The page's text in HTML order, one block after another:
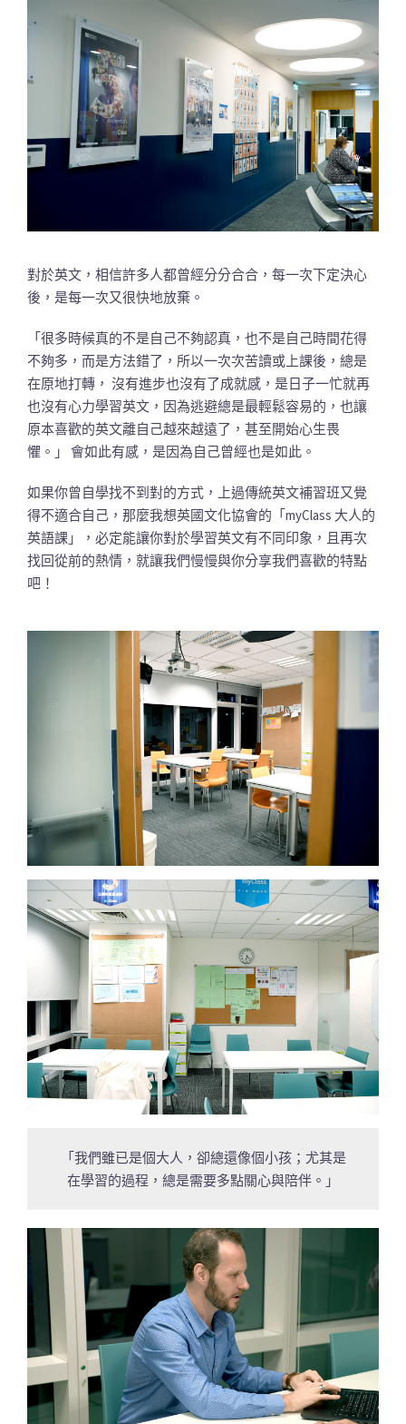
對於英文，相信許多人都曾經分分合合，每一次下定決心
後，是每一次又很快地放棄。
「很多時候真的不是自己不夠認真，也不是自己時間花得
不夠多，而是方法錯了，所以一次次苦讀或上課後，總是
在原地打轉， 沒有進步也沒有了成就感，是日子一忙就再
也沒有心力學習英文，因為逃避總是最輕鬆容易的，也讓
原本喜歡的英文離自己越來越遠了，甚至開始心生畏
懼。」 會如此有感，是因為自己曾經也是如此。
如果你曾自學找不到對的方式，上過傳統英文補習班又覺
得不適合自己，那麼我想英國文化協會的「myClass 大人的
英語課」，必定能讓你對於學習英文有不同印象，且再次
找回從前的熱情，就讓我們慢慢與你分享我們喜歡的特點
吧！
「我們雖已是個大人，卻總還像個小孩；尤其是
在學習的過程，總是需要多點關心與陪伴。」